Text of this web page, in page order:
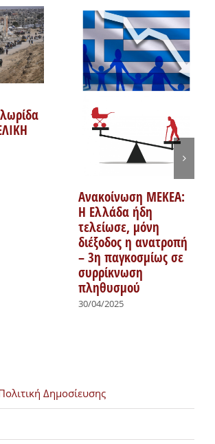
Ανακοίνωση ΜΕΚΕΑ:
Η Ελλάδα ήδη
τελείωσε, μόνη
διέξοδος η ανατροπή
– 3η παγκοσμίως σε
συρρίκνωση
πληθυσμού
30/04/2025
Δημοσίευσης